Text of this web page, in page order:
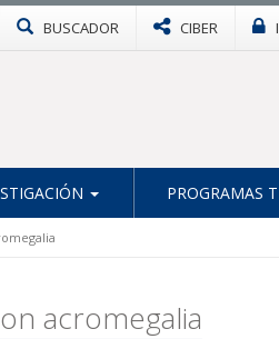
BUSCADOR CIBER
PROGRAMAS
acromegalia